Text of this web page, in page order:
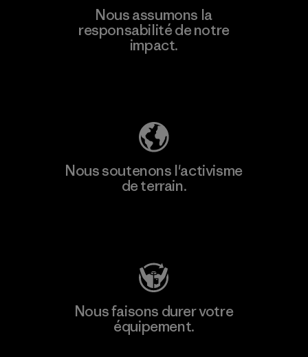
Nous assumons la
responsabilité de notre
impact.
Nous soutenons l'activisme
de terrain.
Nous faisons durer votre
équipement.